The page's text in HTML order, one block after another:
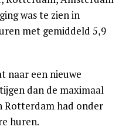
was te zien in
met gemiddeld 5,9
naar een nieuwe
dan de maximaal
Rotterdam had onder
huren.